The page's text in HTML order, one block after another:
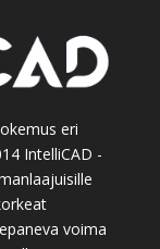
eri
IntelliCAD -
voima